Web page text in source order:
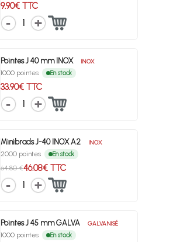
9.90€ TTC
1
Pointes J 40 mm INOX INOX
1000 pointes En stock
33.90€ TTC
1
Minibrads J-40 INOX A2 INOX
2000 pointes En stock
64.80 €46.08€ TTC
1
Pointes J 45 mm GALVA GALVANISÉ
1000 pointes En stock